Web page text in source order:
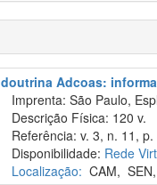
doutrina Adcoas:
Imprenta: São Paulo,
Descrição Física: 120 v.
Referência: v. 3, n. 11,
Disponibilidade: Rede
Localização: CAM,SEN